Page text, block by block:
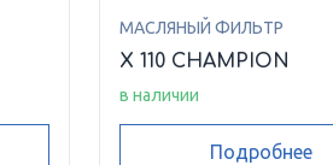
МАСЛЯНЫЙ ФИЛЬТР
X 110 CHAMPION
в наличии
Подробнее